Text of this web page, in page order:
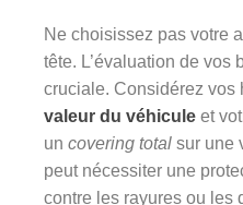
Ne choisissez pas votre
tête. L’évaluation de vos
cruciale. Considérez vos
valeur du véhicule et
un covering total sur une
peut nécessiter une
contre les rayures ou les